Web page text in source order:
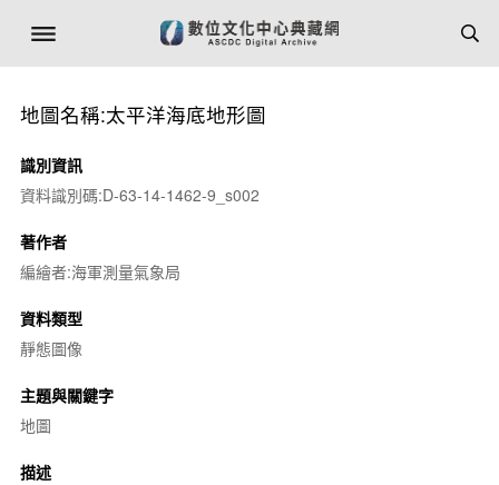
地圖名稱:太平洋海底地形圖
識別資訊
資料識別碼:D-63-14-1462-9_s002
著作者
編繪者:海軍測量氣象局
資料類型
靜態圖像
主題與關鍵字
地圖
描述